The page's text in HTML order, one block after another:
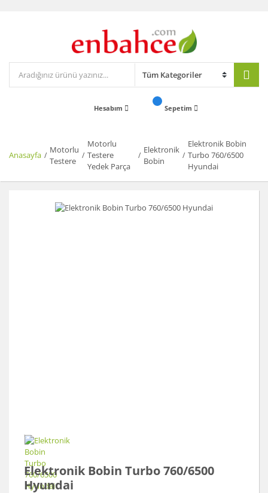
Hesabım Sepetim
Anasayfa
Motorlu
Testere
Motorlu
Testere
Yedek Parça
Elektronik
Bobin
Elektronik Bobin
Turbo 760/6500
Hyundai
Elektronik Bobin Turbo 760/6500
Hyundai